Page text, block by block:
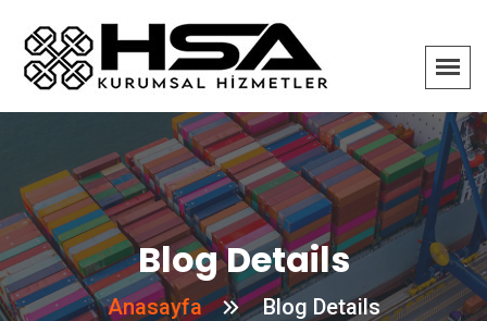
Blog Details
Anasayfa Blog Details